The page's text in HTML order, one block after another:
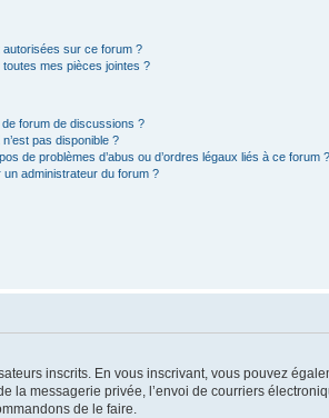
sur ce forum ?
mes pièces jointes ?
forum de discussions ?
pas disponible ?
de problèmes d’abus ou d’ordres légaux liés à ce forum ?
administrateur du forum ?
inscrits. En vous inscrivant, vous pouvez
la messagerie privée, l’envoi de courriers
de le faire.